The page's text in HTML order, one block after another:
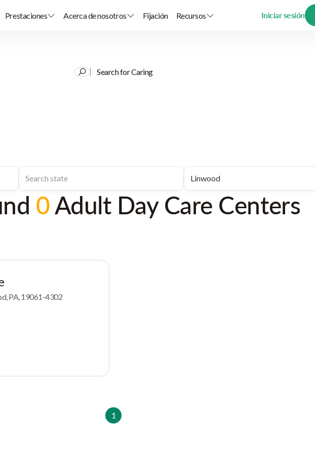
Prestaciones Acerca de nosotros Fijación Recursos Iniciar sesión
Search for Caring
0Adult Day Care Centers
PA, 19061-4302
1